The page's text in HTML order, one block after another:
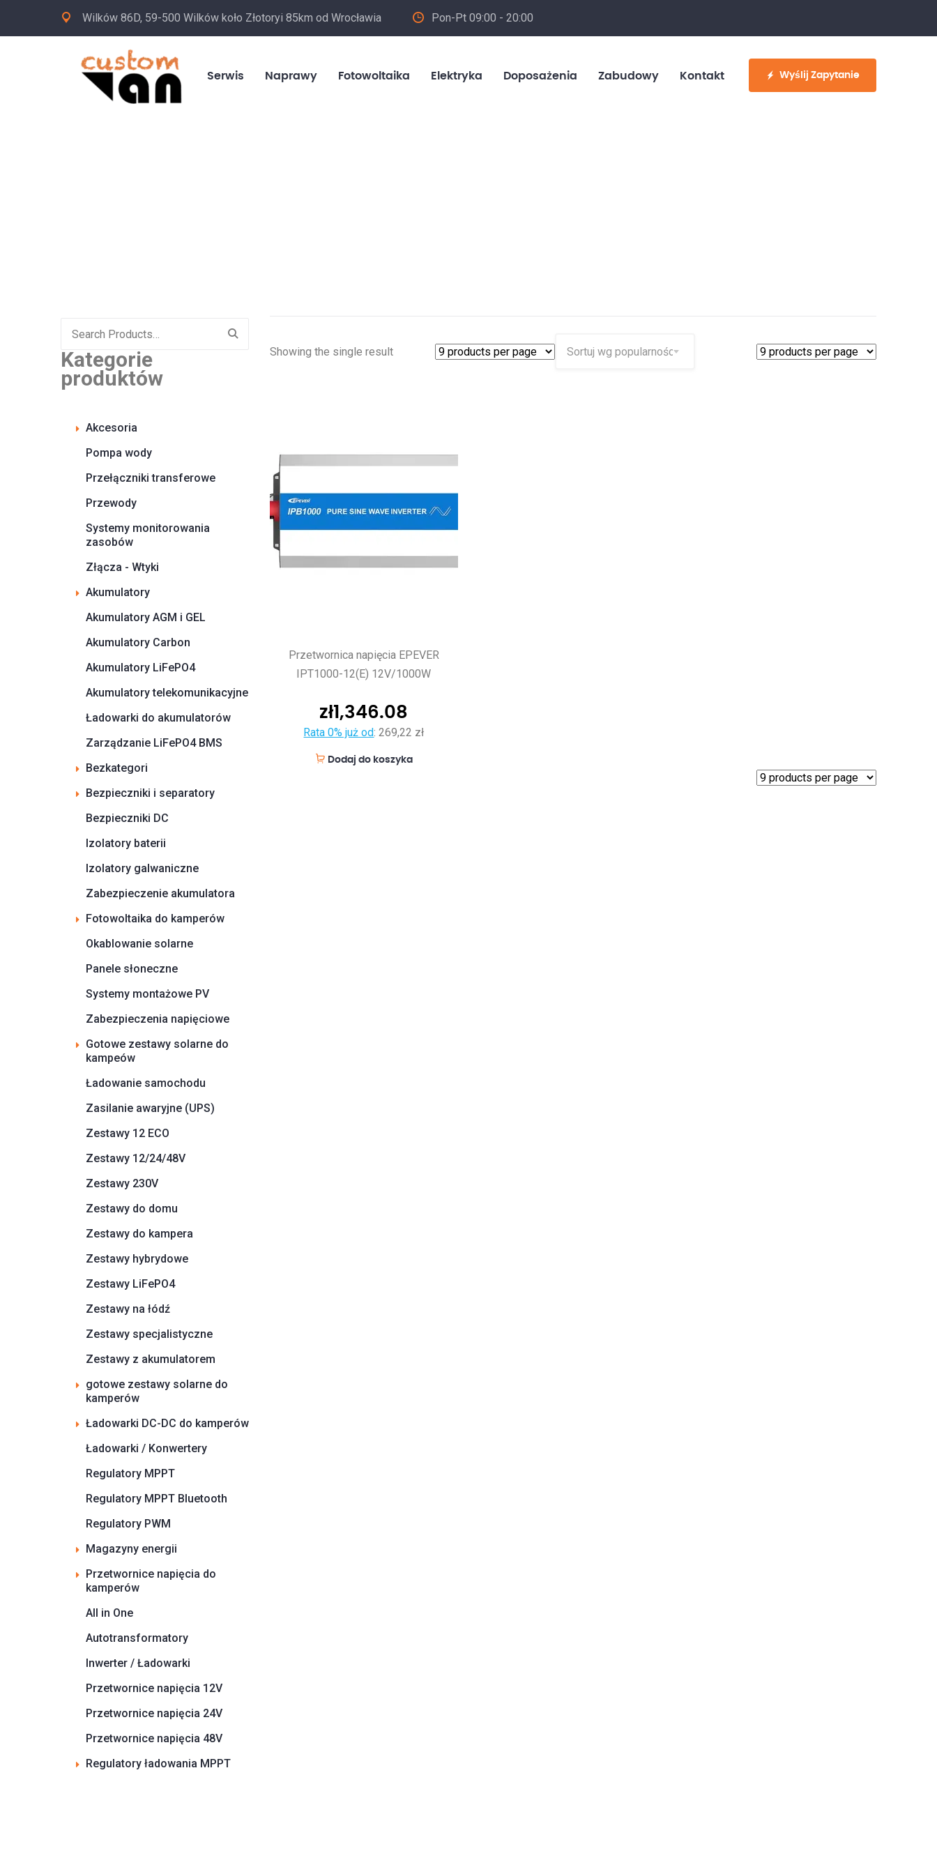
Wilków 86D, 59-500 Wilków koło Złotoryi 85km od Wrocławia Pon-Pt 09:00 - 20:00
530 886 214
Serwis Naprawy Fotowoltaika Elektryka Doposażenia Zabudowy Kontakt Wyślij Zapytanie
Search
Kategorie
produktów
Akcesoria
Pompa wody
Przełączniki transferowe
Przewody
Systemy monitorowania
zasobów
Złącza - Wtyki
Akumulatory
Akumulatory AGM i GEL
Akumulatory Carbon
Akumulatory LiFePO4
Akumulatory telekomunikacyjne
Ładowarki do akumulatorów
Zarządzanie LiFePO4 BMS
Bezkategori
Bezpieczniki i separatory
Bezpieczniki DC
Izolatory baterii
Izolatory galwaniczne
Zabezpieczenie akumulatora
Fotowoltaika do kamperów
Okablowanie solarne
Panele słoneczne
Systemy montażowe PV
Zabezpieczenia napięciowe
Gotowe zestawy solarne do
kampeów
Ładowanie samochodu
Zasilanie awaryjne (UPS)
Zestawy 12 ECO
Zestawy 12/24/48V
Zestawy 230V
Zestawy do domu
Zestawy do kampera
Zestawy hybrydowe
Zestawy LiFePO4
Zestawy na łódź
Zestawy specjalistyczne
Zestawy z akumulatorem
gotowe zestawy solarne do
kamperów
Ładowarki DC-DC do kamperów
Ładowarki / Konwertery
Regulatory MPPT
Regulatory MPPT Bluetooth
Regulatory PWM
Magazyny energii
Przetwornice napięcia do
kamperów
All in One
Autotransformatory
Inwerter / Ładowarki
Przetwornice napięcia 12V
Przetwornice napięcia 24V
Przetwornice napięcia 48V
Regulatory ładowania MPPT
Showing the single result
Przetwornica napięcia EPEVER
IPT1000-12(E) 12V/1000W
zł1,346.08
Rata 0% już od:269,22 zł
Dodaj do koszyka